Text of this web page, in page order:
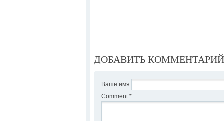
ДОБАВИТЬ КОММЕНТАРИЙ
Ваше имя
Comment *